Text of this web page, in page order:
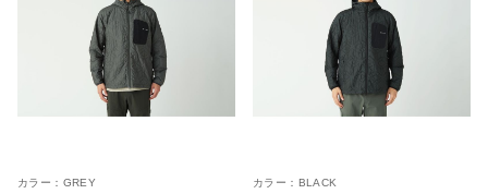
カラー： GREY
カラー： BLACK